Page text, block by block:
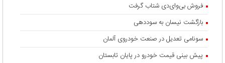
فروش بی‌وای‌دی شتاب گرفت
بازگشت نیسان به سوددهی
سونامی تعدیل در صنعت خودروی آلمان
پیش بینی قیمت خودرو در پایان تابستان